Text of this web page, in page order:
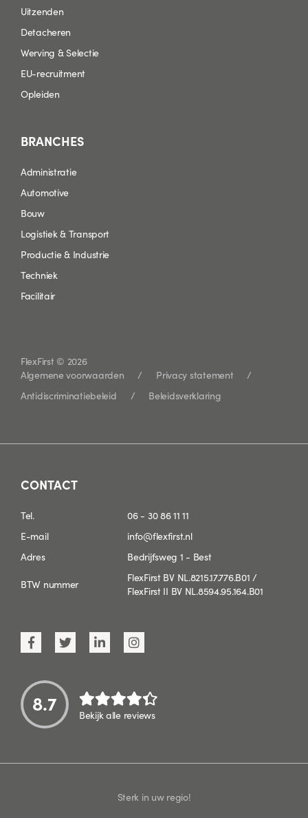
Uitzenden
Detacheren
Werving & Selectie
EU-recruitment
Opleiden
BRANCHES
Administratie
Automotive
Bouw
Logistiek & Transport
Productie & Industrie
Techniek
Facilitair
FlexFirst © 2026
Algemene voorwaarden
Privacy statement
Antidiscriminatiebeleid
Beleidsverklaring
CONTACT
Tel.
06 - 30 86 11 11
E-mail
info@flexfirst.nl
Adres
Bedrijfsweg 1 - Best
BTW nummer
FlexFirst BV NL.8215.17.776.B01 /
FlexFirst II BV NL.8594.95.164.B01
8.7 Bekijk alle reviews
Sterk in uw regio!